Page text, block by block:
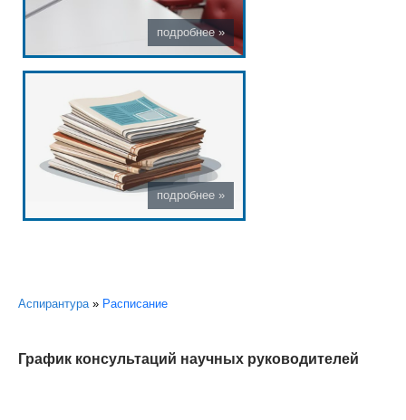
Вы здесь
Аспирантура» Расписание
График консультаций научных руководителей